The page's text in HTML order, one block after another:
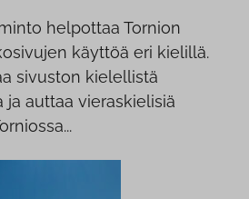
helpottaa Tornion
käyttöä eri kielillä.
sivuston kielellistä
auttaa vieraskielisiä